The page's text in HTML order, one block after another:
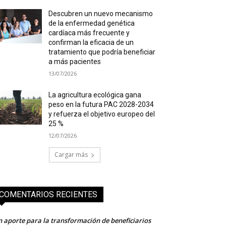
Descubren un nuevo mecanismo
de la enfermedad genética
cardíaca más frecuente y
confirman la eficacia de un
tratamiento que podría beneficiar
a más pacientes
13/07/2026
La agricultura ecológica gana
peso en la futura PAC 2028-2034
y refuerza el objetivo europeo del
25 %
12/07/2026
Cargar más
RECIENTES
aporte para la transformación de beneficiarios